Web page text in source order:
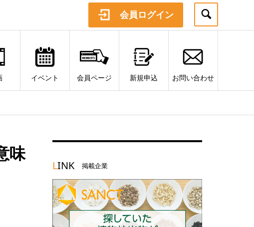
会員ログイン
イベント 会員ページ 新規申込 お問い合わせ
味
LINK 掲載企業